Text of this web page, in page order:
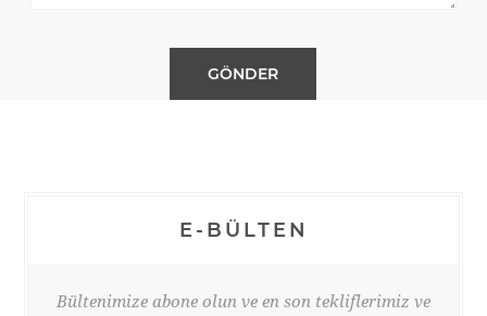
E-BÜLTEN
Bültenimize abone olun ve en son tekliflerimiz ve